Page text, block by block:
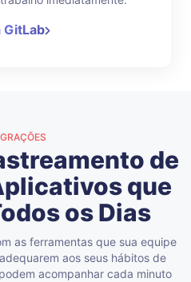
GitLab
de
que
os Dias
as ferramentas que sua equipe
aos seus hábitos de
acompanhar cada minuto